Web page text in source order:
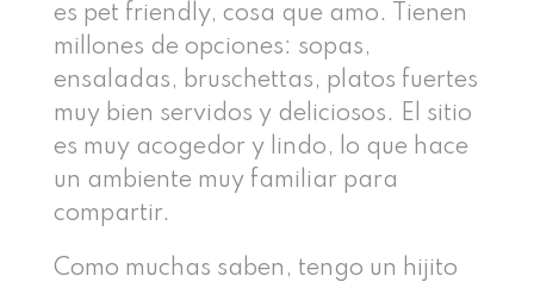
es pet friendly, cosa que amo. Tienen
millones de opciones: sopas,
ensaladas, bruschettas, platos fuertes
muy bien servidos y deliciosos. El sitio
es muy acogedor y lindo, lo que hace
un ambiente muy familiar para
compartir.
Como muchas saben, tengo un hijito